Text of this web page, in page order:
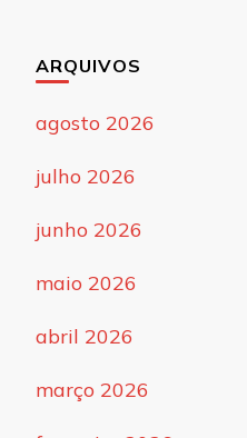
ARQUIVOS
agosto 2026
julho 2026
junho 2026
maio 2026
abril 2026
março 2026